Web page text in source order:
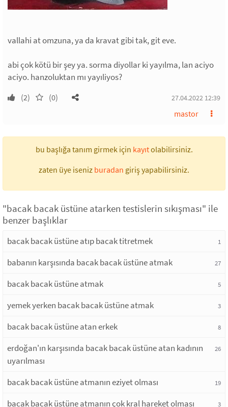
vallahi at omzuna, ya da kravat gibi tak, git eve.
abi çok kötü bir şey ya. sorma diyollar ki yayılma, lan aciyo
aciyo. hanzoluktan mı yayıliyos?
(2) (0) 27.04.2022 12:39
mastor
bu başlığa tanım girmek için kayıtolabilirsiniz.
zaten üye iseniz buradan giriş yapabilirsiniz.
"bacak bacak üstüne atarken testislerin sıkışması" ile
benzer başlıklar
bacak bacak üstüne atıp bacak titretmek 1
babanın karşısında bacak bacak üstüne atmak 27
bacak bacak üstüne atmak 5
yemek yerken bacak bacak üstüne atmak 3
bacak bacak üstüne atan erkek 8
erdoğan'ın karşısında bacak bacak üstüne atan kadının
uyarılması
26
bacak bacak üstüne atmanın eziyet olması 19
bacak bacak üstüne atmanın çok kral hareket olması 3